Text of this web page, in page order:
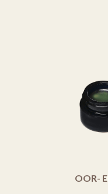
OOR-